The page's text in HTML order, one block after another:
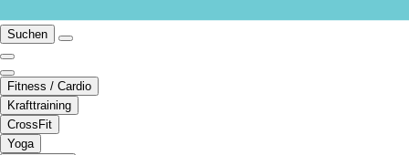
Suchen
Fitness / Cardio
Krafttraining
CrossFit
Yoga